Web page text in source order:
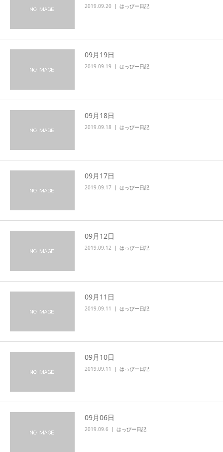
2019.09.20 はっぴー日記
09月19日
2019.09.19 はっぴー日記
09月18日
2019.09.18 はっぴー日記
09月17日
2019.09.17 はっぴー日記
09月12日
2019.09.12 はっぴー日記
09月11日
2019.09.11 はっぴー日記
09月10日
2019.09.11 はっぴー日記
09月06日
2019.09.6 はっぴー日記